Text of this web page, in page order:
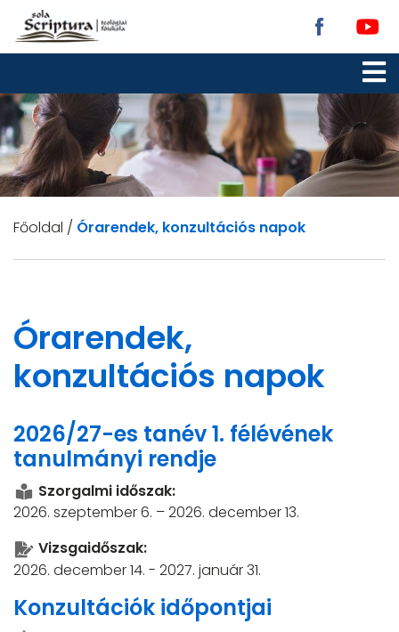
Főoldal / Órarendek, konzultációs napok
Órarendek,
konzultációs napok
2026/27-es tanév 1. félévének
tanulmányi rendje
Szorgalmi időszak:
2026. szeptember 6. – 2026. december 13.
Vizsgaidőszak:
2026. december 14. - 2027. január 31.
Konzultációk időpontjai